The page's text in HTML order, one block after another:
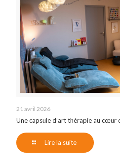
21 avril 2026
Une capsule d’art thérapie au cœur
Lire la suite